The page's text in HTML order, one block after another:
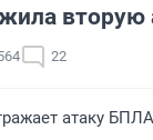
22
атаку